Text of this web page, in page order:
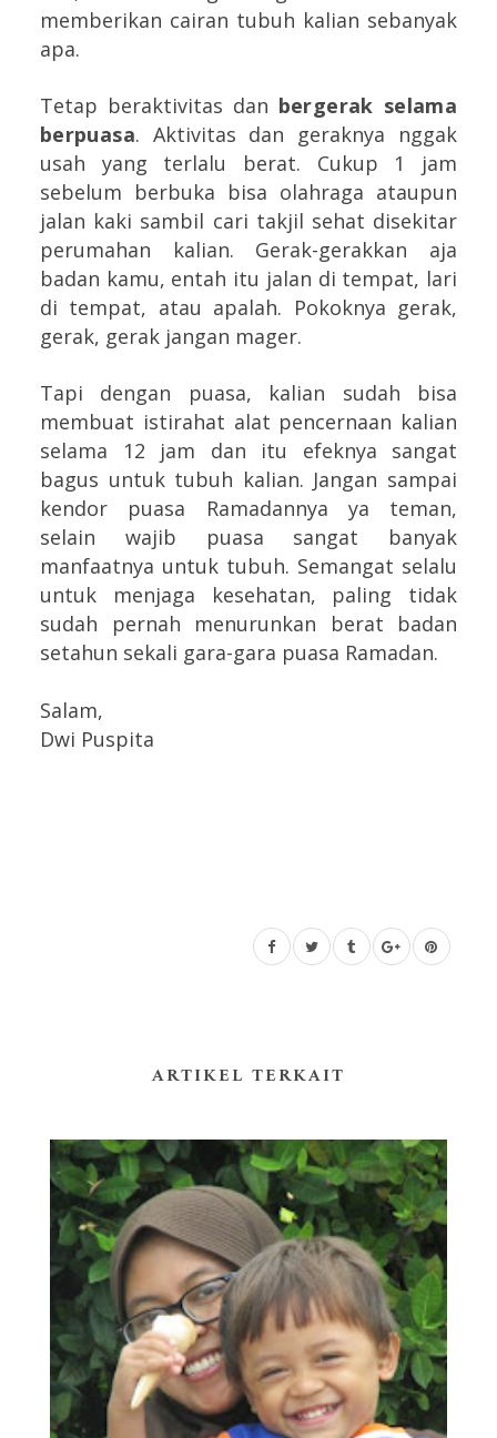
memberikan cairan tubuh kalian sebanyak
apa.
Tetap beraktivitas dan bergerak selama
berpuasa. Aktivitas dan geraknya nggak
usah yang terlalu berat. Cukup 1 jam
sebelum berbuka bisa olahraga ataupun
jalan kaki sambil cari takjil sehat disekitar
perumahan kalian. Gerak-gerakkan aja
badan kamu, entah itu jalan di tempat, lari
di tempat, atau apalah. Pokoknya gerak,
gerak, gerak jangan mager.
Tapi dengan puasa, kalian sudah bisa
membuat istirahat alat pencernaan kalian
selama 12 jam dan itu efeknya sangat
bagus untuk tubuh kalian. Jangan sampai
kendor puasa Ramadannya ya teman,
selain wajib puasa sangat banyak
manfaatnya untuk tubuh. Semangat selalu
untuk menjaga kesehatan, paling tidak
sudah pernah menurunkan berat badan
setahun sekali gara-gara puasa Ramadan.
Salam,
Dwi Puspita
ARTIKEL TERKAIT